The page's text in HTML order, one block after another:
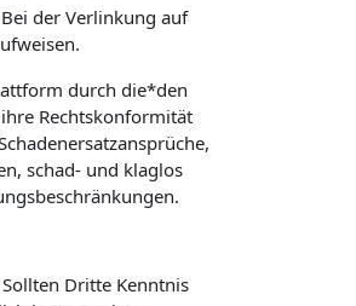
der Verlinkung auf
durch die*den
Rechtskonformität
schad- und klaglos
Dritte Kenntnis